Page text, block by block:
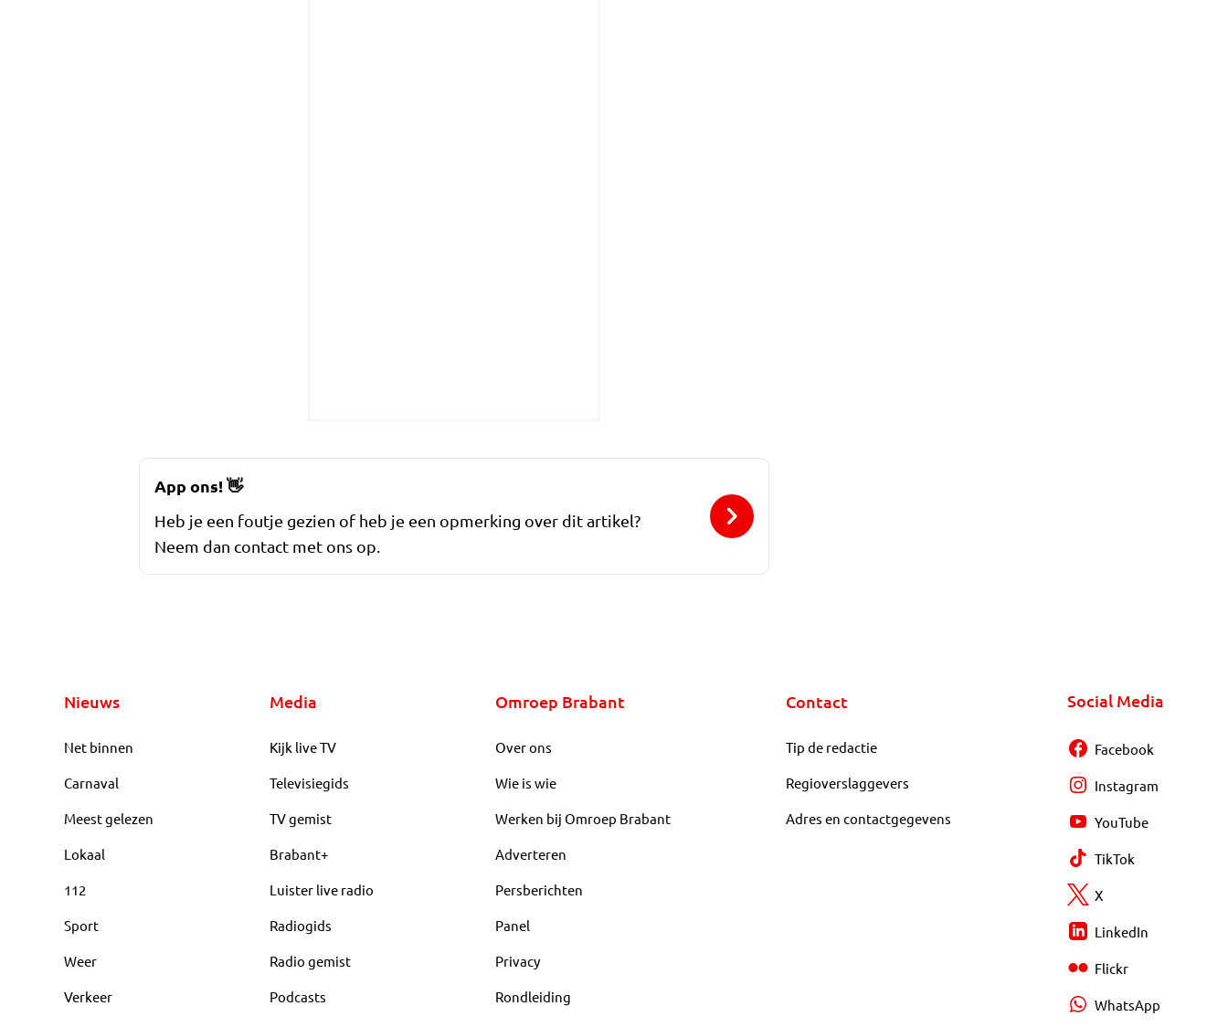
App ons!👋
Heb je een foutje gezien of heb je een opmerking over dit artikel?
Neem dan contact met ons op.
Nieuws
Net binnen
Carnaval
Meest gelezen
Lokaal
112
Sport
Weer
Verkeer
Media
Kijk live TV
Televisiegids
TV gemist
Brabant+
Luister live radio
Radiogids
Radio gemist
Podcasts
Omroep Brabant
Over ons
Wie is wie
Werken bij Omroep Brabant
Adverteren
Persberichten
Panel
Privacy
Rondleiding
Contact
Tip de redactie
Regioverslaggevers
Adres en contactgegevens
Social Media
Facebook
Instagram
YouTube
TikTok
X
LinkedIn
Flickr
WhatsApp